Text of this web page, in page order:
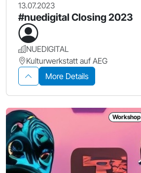
13.07.2023
#nuedigital Closing 2023
NUEDIGITAL
Kulturwerkstatt auf AEG
More Details
Workshop